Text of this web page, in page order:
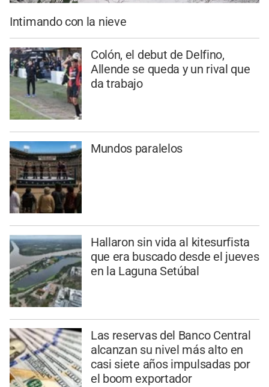
Intimando con la nieve
Colón, el debut de Delfino,
Allende se queda y un rival que
da trabajo
Mundos paralelos
Hallaron sin vida al kitesurfista
que era buscado desde el jueves
en la Laguna Setúbal
Las reservas del Banco Central
alcanzan su nivel más alto en
casi siete años impulsadas por
el boom exportador